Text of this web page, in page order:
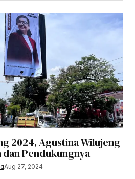
2024, Agustina Wilujeng
Pendukungnya
Aug 27, 2024